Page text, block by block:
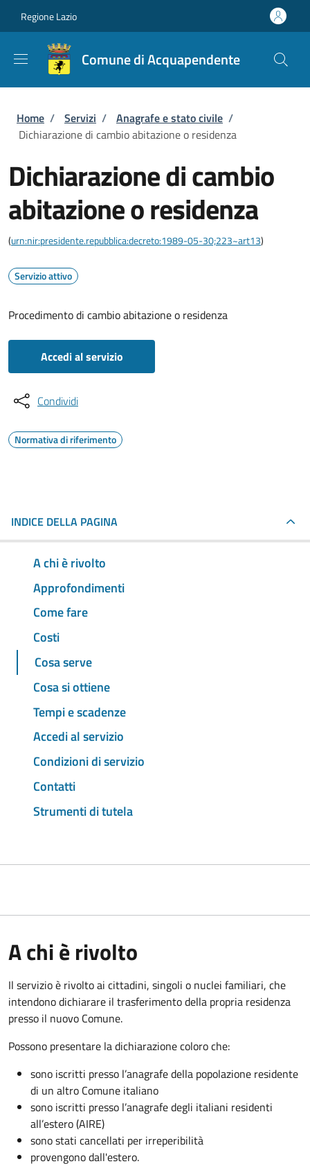
Regione Lazio
Comune di Acquapendente
Briciole di pane
Home / Servizi / Anagrafe e stato civile /
Dichiarazione di cambio abitazione o residenza
Dichiarazione di cambio
abitazione o residenza
(urn:nir:presidente.repubblica:decreto:1989-05-30;223~art13)
Servizio attivo
Procedimento di cambio abitazione o residenza
Accedi al servizio
Condividi
Normativa di riferimento
INDICE DELLA PAGINA
A chi è rivolto
Approfondimenti
Come fare
Costi
Cosa serve
Cosa si ottiene
Tempi e scadenze
Accedi al servizio
Condizioni di servizio
Contatti
Strumenti di tutela
A chi è rivolto
Il servizio è rivolto ai cittadini, singoli o nuclei familiari, che
intendono dichiarare il trasferimento della propria residenza
presso il nuovo Comune.
Possono presentare la dichiarazione coloroche:
sono iscritti presso l’anagrafe della popolazione residente
di un altro Comune italiano
sono iscritti presso l’anagrafe degli italiani residenti
all’estero (AIRE)
sono stati cancellati per irreperibilità
provengono dall'estero.